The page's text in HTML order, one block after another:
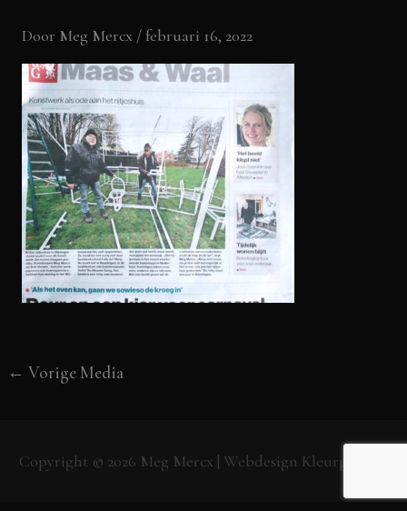
Door Meg Mercx / februari 16, 2022
← Vorige Media
Copyright © 2026 Meg Mercx | Webdesign Kleurpunt.nl